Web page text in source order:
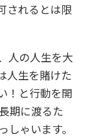
されるとは限
人の人生を大
人生を賭けた
！と行動を開
期に渡るた
ゃいます。